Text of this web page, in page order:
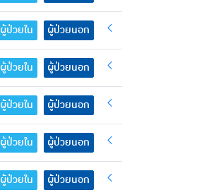
ผู้ป่วยใน ผู้ป่วยนอก
ผู้ป่วยใน ผู้ป่วยนอก
ผู้ป่วยใน ผู้ป่วยนอก
ผู้ป่วยใน ผู้ป่วยนอก
ผู้ป่วยใน ผู้ป่วยนอก